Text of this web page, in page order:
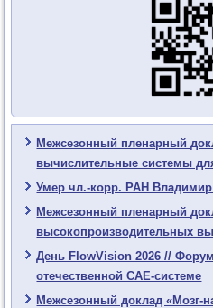
Межсезонный пленарный
вычислительные системы
Умер чл.-корр. РАН
Межсезонный пленарный
высокопроизводительных
День FlowVision 2026 //
отечественной CAE-системе
Межсезонный доклад «Мозг-